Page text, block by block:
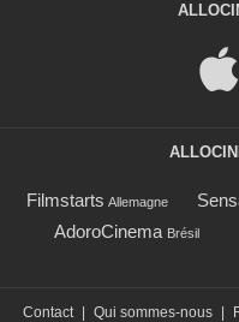
Filmstarts Allemagne
AdoroCinema Brésil
Contact Qui sommes-nous